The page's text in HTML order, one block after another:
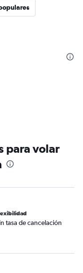
para volar
tasa de cancelación